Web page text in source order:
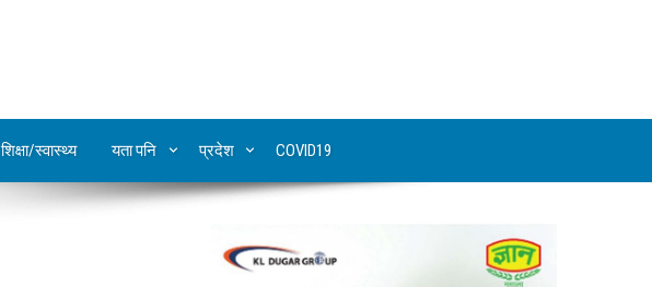
शिक्षा/स्वास्थ्य यता पनि प्रदेश COVID19